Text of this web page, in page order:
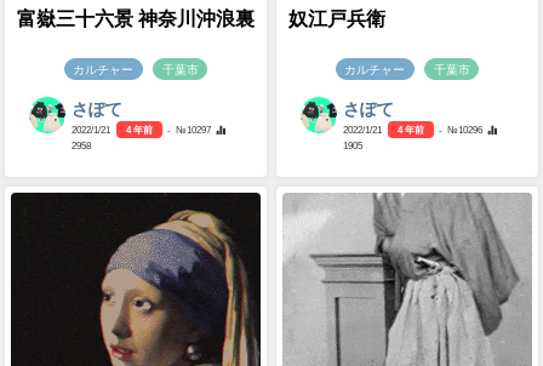
富嶽三十六景 神奈川沖浪裏
カルチャー 千葉市
さぽて
2022/1/21 4 年前
- №10297
2958
奴江戸兵衛
カルチャー 千葉市
さぽて
2022/1/21 4 年前
- №10296
1905